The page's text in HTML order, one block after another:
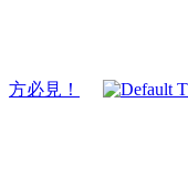
方必見！